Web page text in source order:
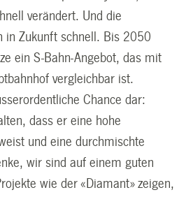
verändert. Und die
in Zukunft schnell. Bis 2050
ein S-Bahn-Angebot, das mit
vergleichbar ist.
Chance dar:
dass er eine hohe
und eine durchmischte
wir sind auf einem guten
wie der «Diamant» zeigen,